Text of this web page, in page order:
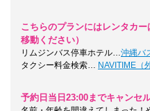
こちらのプランにはレンタカ
移動ください）
リムジンバス停車ホテル…沖縄バ
タクシー料金検索… NAVITIME（
予約日当日23:00までキャンセ